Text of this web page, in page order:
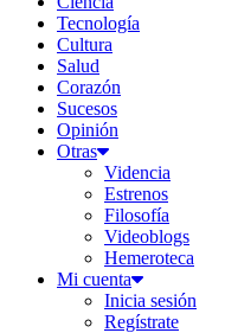
Tecnología
Cultura
Salud
Corazón
Sucesos
Opinión
Otras
Videncia
Estrenos
Filosofía
Videoblogs
Hemeroteca
Mi cuenta
Inicia sesión
Regístrate